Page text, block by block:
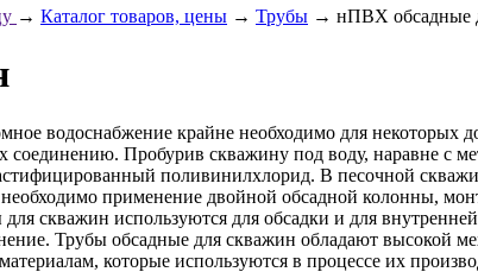
→ Каталог товаров, цены → Трубы → нПВХ обсадные
водоснабжение крайне необходимо для
соединению. Пробурив скважину под воду, наравне с
поливинилхлорид. В песочной
применение двойной обсадной колонны,
скважин используются для обсадки и для
Трубы обсадные для скважин обладают высокой
которые используются в процессе их